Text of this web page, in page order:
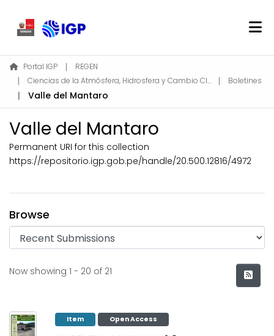
Home
About REGEN
Communities & Collections
Find
Portal IGP
REGEN
Ciencias de la Atmósfera, Hidrosfera y Cambio Climático
Boletines
Valle del Mantaro
Valle del Mantaro
Permanent URI for this collection
https://repositorio.igp.gob.pe/handle/20.500.12816/4972
Browse
Recent Submissions
Now showing 1 - 20 of 21
Item Open Access